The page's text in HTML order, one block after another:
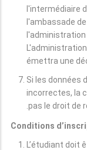
l'intermédiaire
l'ambassade
émettra une
Si les données
incorrectes, la
pas le droit de
Conditions
L’étudiant doit